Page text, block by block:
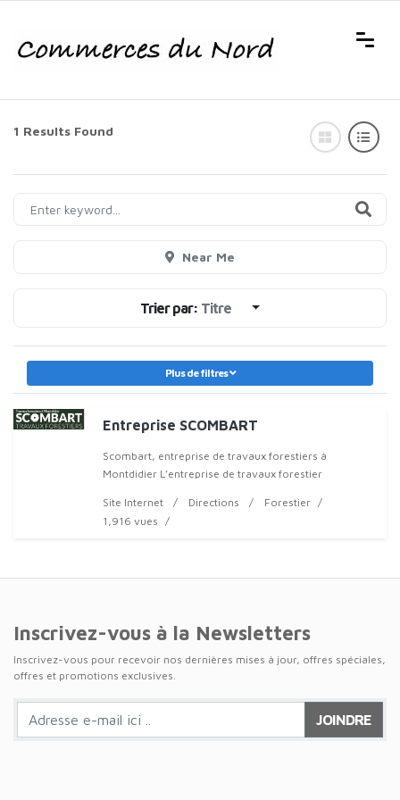
1 Results Found
Near Me
Trier par: Titre
Plus de filtres
Entreprise SCOMBART
Scombart, entreprise de travaux forestiers à
Montdidier L’entreprise de travaux forestier
savoir-faire à travers pl
Site Internet Directions
Forestier
1,916 vues
Inscrivez-vous à la Newsletters
Inscrivez-vous pour recevoir nos dernières mises à jour, offres spéciales,
offres et promotions exclusives.
JOINDRE